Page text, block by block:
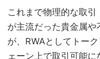
これまで物理的な取
が主流だった貴金属
が、RWAとしてトー
ェーン上で取引可能に